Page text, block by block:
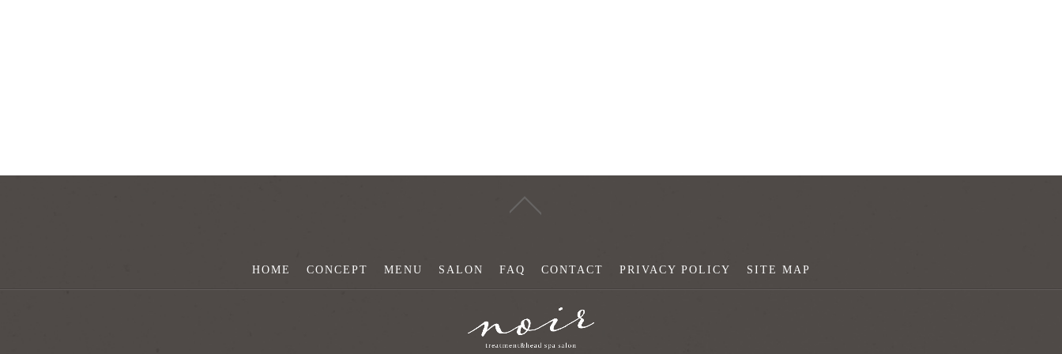
HOME CONCEPT MENU SALON FAQ CONTACT PRIVACY POLICY SITE MAP